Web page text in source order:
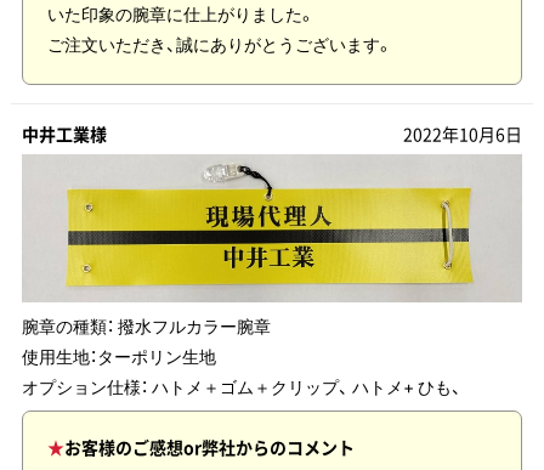
いた印象の腕章に仕上がりました。
ご注文いただき、誠にありがとうございます。
中井工業様 2022年10月6日
腕章の種類： 撥水フルカラー腕章
使用生地： ターポリン生地
オプション仕様： ハトメ＋ゴム＋クリップ、 ハトメ+ ひも、
お客様のご感想or弊社からのコメント